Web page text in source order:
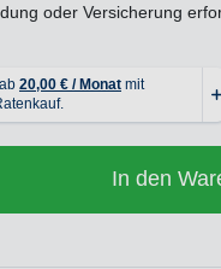
oder Versicherung
In den